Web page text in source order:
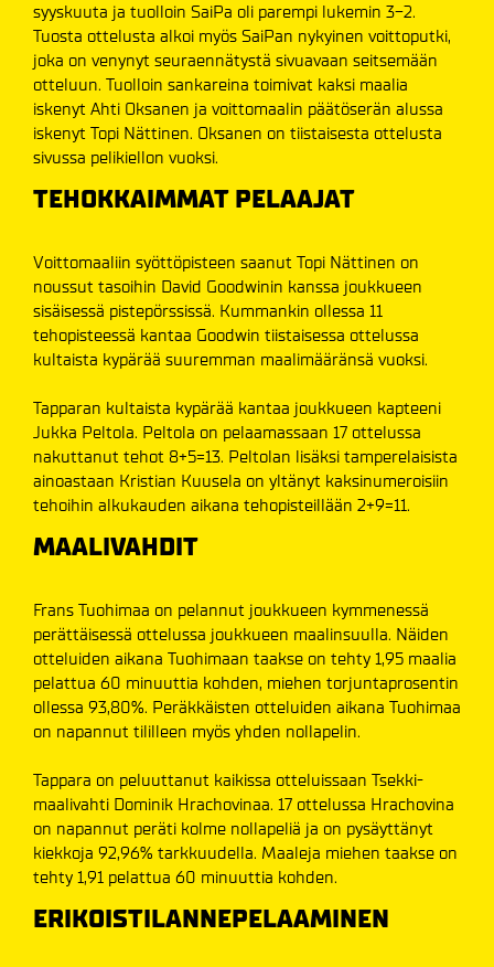
syyskuuta ja tuolloin SaiPa oli parempi lukemin 3-2.
Tuosta ottelusta alkoi myös SaiPan nykyinen voittoputki,
joka on venynyt seuraennätystä sivuavaan seitsemään
otteluun. Tuolloin sankareina toimivat kaksi maalia
iskenyt Ahti Oksanen ja voittomaalin päätöserän alussa
iskenyt Topi Nättinen. Oksanen on tiistaisesta ottelusta
sivussa pelikiellon vuoksi.
TEHOKKAIMMAT PELAAJAT
Voittomaaliin syöttöpisteen saanut Topi Nättinen on
noussut tasoihin David Goodwinin kanssa joukkueen
sisäisessä pistepörssissä. Kummankin ollessa 11
tehopisteessä kantaa Goodwin tiistaisessa ottelussa
kultaista kypärää suuremman maalimääränsä vuoksi.
Tapparan kultaista kypärää kantaa joukkueen kapteeni
Jukka Peltola. Peltola on pelaamassaan 17 ottelussa
nakuttanut tehot 8+5=13. Peltolan lisäksi tamperelaisista
ainoastaan Kristian Kuusela on yltänyt kaksinumeroisiin
tehoihin alkukauden aikana tehopisteillään 2+9=11.
MAALIVAHDIT
Frans Tuohimaa on pelannut joukkueen kymmenessä
perättäisessä ottelussa joukkueen maalinsuulla. Näiden
otteluiden aikana Tuohimaan taakse on tehty 1,95 maalia
pelattua 60 minuuttia kohden, miehen torjuntaprosentin
ollessa 93,80%. Peräkkäisten otteluiden aikana Tuohimaa
on napannut tililleen myös yhden nollapelin.
Tappara on peluuttanut kaikissa otteluissaan Tsekki-
maalivahti Dominik Hrachovinaa. 17 ottelussa Hrachovina
on napannut peräti kolme nollapeliä ja on pysäyttänyt
kiekkoja 92,96% tarkkuudella. Maaleja miehen taakse on
tehty 1,91 pelattua 60 minuuttia kohden.
ERIKOISTILANNEPELAAMINEN